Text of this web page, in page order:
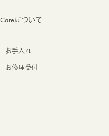
Careについて
お手入れ
お修理受付